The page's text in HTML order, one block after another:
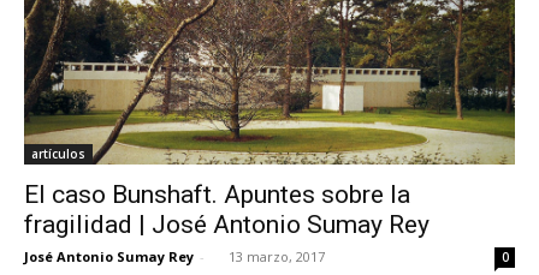
artículos
El caso Bunshaft. Apuntes sobre la
fragilidad | José Antonio Sumay Rey
José Antonio Sumay Rey - 13 marzo, 2017 0